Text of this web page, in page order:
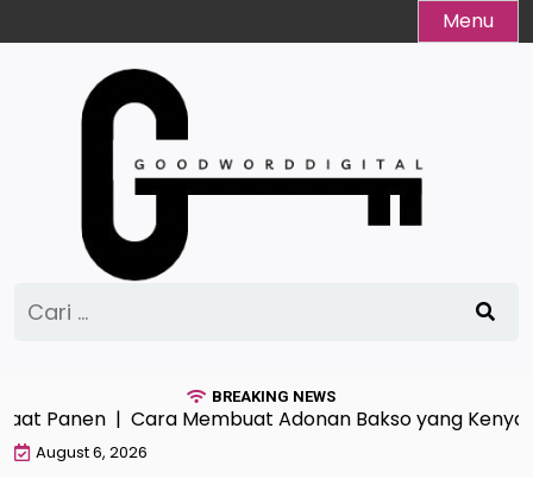
to
Menu
untuk:
BREAKING NEWS
Panen |Cara Membuat Adonan Bakso yang
August 6, 2026